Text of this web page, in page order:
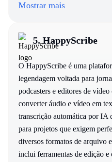
Mostrar mais
5. HappyScribe
O HappyScribe é uma
legendagem voltada para
podcasters e editores de
converter áudio e vídeo em
transcrição automática por IA
para projetos que exigem
diversos formatos de arquivo
inclui ferramentas de edição e